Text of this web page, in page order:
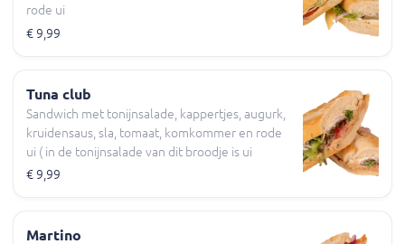
rode ui
€ 9,99
Tuna club
Sandwich met tonijnsalade, kappertjes, augurk,
kruidensaus, sla, tomaat, komkommer en rode
ui ( in de tonijnsalade van dit broodje is ui
verwerkt )
€ 9,99
Martino